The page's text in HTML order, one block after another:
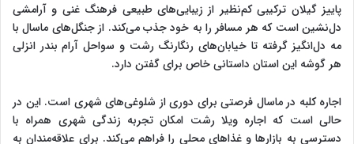
پاییز گیلان ترکیبی کم‌نظیر از زیبایی‌های طبیعی فرهنگ غنی و آرامشی
دل‌نشین است که هر مسافر را به خود جذب می‌کند. از جنگل‌های ماسال با
مه دل‌انگیز گرفته تا خیابان‌های رنگارنگ رشت و سواحل آرام بندر انزلی
هر گوشه این استان داستانی خاص برای گفتن دارد.
اجاره کلبه در ماسال فرصتی برای دوری از شلوغی‌های شهری است. این در
حالی است که اجاره ویلا رشت امکان تجربه زندگی شهری همراه با
دسترسی به بازارها و غذاهای محلی را فراهم می‌کند. برای علاقه‌مندان به